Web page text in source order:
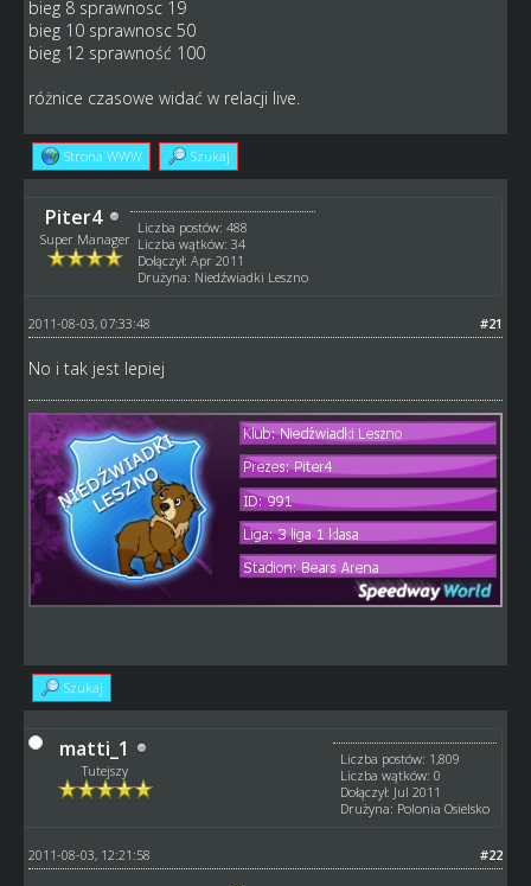
bieg 8 sprawnosc 19
bieg 10 sprawnosc 50
bieg 12 sprawność 100
różnice czasowe widać w relacji live.
Strona WWW Szukaj
Piter4
Super Manager
Liczba postów: 488
Liczba wątków: 34
Dołączył: Apr 2011
Drużyna: Niedźwiadki Leszno
#21
2011-08-03, 07:33:48
No i tak jest lepiej
Szukaj
matti_1
Tutejszy
Liczba postów: 1,809
Liczba wątków: 0
Dołączył: Jul 2011
Drużyna: Polonia Osielsko
#22
2011-08-03, 12:21:58